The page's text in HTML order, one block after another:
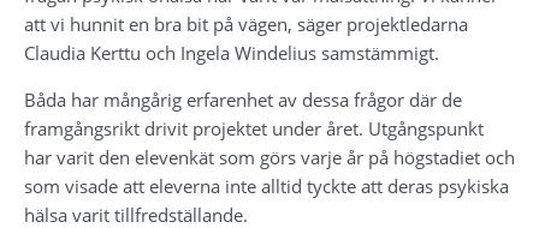
att vi hunnit en bra bit på vägen, säger projektledarna
Claudia Kerttu och Ingela Windelius samstämmigt.
Båda har mångårig erfarenhet av dessa frågor där de
framgångsrikt drivit projektet under året. Utgångspunkt
har varit den elevenkät som görs varje år på högstadiet och
som visade att eleverna inte alltid tyckte att deras psykiska
hälsa varit tillfredställande.